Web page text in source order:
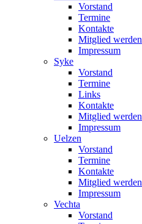
Vorstand
Termine
Kontakte
Mitglied werden
Impressum
Syke
Vorstand
Termine
Links
Kontakte
Mitglied werden
Impressum
Uelzen
Vorstand
Termine
Kontakte
Mitglied werden
Impressum
Vechta
Vorstand